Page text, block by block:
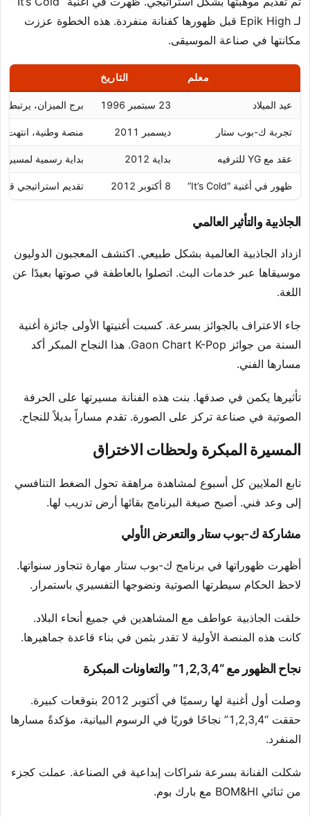
لـ Epik High قبل ظهورها كفنانة منفردة. هذه الخطوة عززت
مكانتها في صناعة الموسيقى.
معلم التاريخ
عيد الميلاد 23 سبتمبر 1996 برج الميزان، يرتبط
تجربة ك-بوب ستار ديسمبر 2011 منصة وطنية، انتهت
عقد مع YG للترفيه بداية 2012 بداية رسمية
ظهور في أغنية “It’s Cold” 8 أكتوبر 2012 تقديم استراتيجي
الجاذبية والتأثير العالمي
ازداد الجاذبية العالمية بشكل طبيعي. اكتشف المعجبون الدوليون
موسيقاها عبر خدمات البث. اتصلوا بالعاطفة في صوتها بعيدًا عن
اللغة.
جاء الاعتراف بالجوائز بسرعة. كسبت أغنيتها الأولى جائزة أغنية
السنة من جوائز Gaon Chart K-Pop. هذا النجاح المبكر أكد
مسارها الفني.
تأثيرها يكمن في صدقها. بنت هذه الفنانة مسيرتها على الحرفة
الصوتية في صناعة تركز على الصورة. تقدم مساراً بديلاً للنجاح.
المسيرة المبكرة ولحظات الاختراق
تابع الملايين كل أسبوع لمشاهدة مراهقة تحول الضغط التنافسي
إلى وعد فني. أصبح صيغة البرنامج بقائها أرض تدريب لها.
مشاركة ك-بوب ستار والتعرض الأولي
أظهرت ظهوراتها في برنامج ك-بوب ستار مهارة تتجاوز سنواتها.
لاحظ الحكام سيطرتها الصوتية ونضوجها التفسيري باستمرار.
خلقت الجاذبية عواطف مع المشاهدين في جميع أنحاء البلاد.
كانت هذه المنصة الأولية لا تقدر بثمن في بناء قاعدة جماهيرها.
نجاح الظهور مع “1,2,3,4” والتعاونات المبكرة
وصلت أول أغنية لها رسميًا في أكتوبر 2012 بتوقعات كبيرة.
حققت “1,2,3,4” نجاحًا فوريًا في الرسوم البيانية، مؤكدةً مسارها
المنفرد.
شكلت الفنانة بسرعة شراكات إبداعية في الصناعة. عملت كجزء
من ثنائي BOM&HI مع بارك بوم.